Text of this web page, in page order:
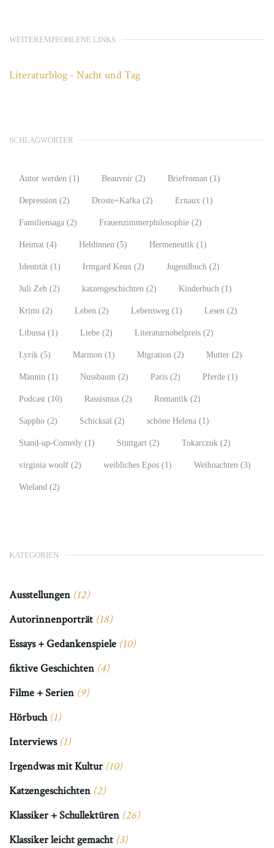
WEITEREMPFOHLENE LINKS
Literaturblog - Nacht und Tag
SCHLAGWÖRTER
Autor werden (1) Beauvoir (2) Briefroman (1)
Depression (2) Droste+Kafka (2) Ernaux (1)
Familiensaga (2) Frauenzimmerphilosophie (2)
Heimat (4) Heldinnen (5) Hermeneutik (1)
Identität (1) Irmgard Keun (2) Jugendbuch (2)
Juli Zeh (2) katzengeschichten (2) Kinderbuch (1)
Krimi (2) Leben (2) Lebensweg (1) Lesen (2)
Libussa (1) Liebe (2) Literaturnobelpreis (2)
Lyrik (5) Marmon (1) Migration (2) Mutter (2)
Männin (1) Nussbaum (2) Paris (2) Pferde (1)
Podcast (10) Rassismus (2) Romantik (2)
Sappho (2) Schicksal (2) schöne Helena (1)
Stand-up-Comedy (1) Stuttgart (2) Tokarczuk (2)
virginia woolf (2) weibliches Epos (1) Weihnachten (3)
Wieland (2)
KATEGORIEN
Ausstellungen (12)
Autorinnenporträt (18)
Essays + Gedankenspiele (10)
fiktive Geschichten (4)
Filme + Serien (9)
Hörbuch(1)
Interviews(1)
Irgendwas mit Kultur(10)
Katzengeschichten (2)
Klassiker + Schullektüren (26)
Klassiker leicht gemacht (3)